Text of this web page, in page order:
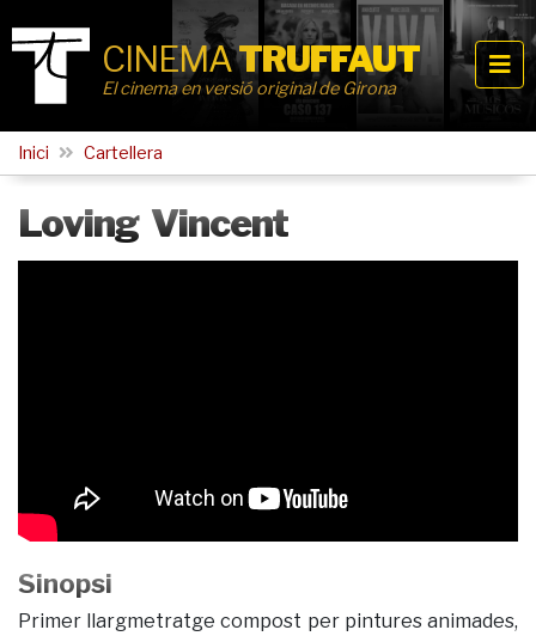
CINEMATRUFFAUT
El cinema en versió original de Girona
Inici Cartellera
Loving Vincent
Sinopsi
Primer llargmetratge compost per pintures animades,